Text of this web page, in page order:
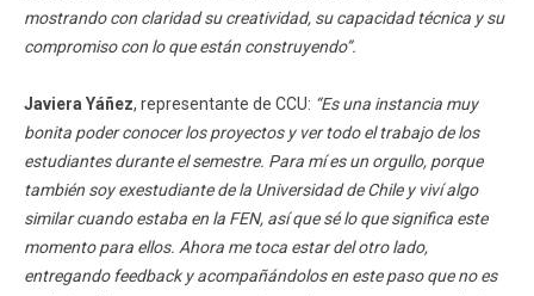
mostrando con claridad su creatividad, su capacidad técnica y su
compromiso con lo que están construyendo”.
Javiera Yáñez, representante de CCU: “Es una instancia muy
bonita poder conocer los proyectos y ver todo el trabajo de los
estudiantes durante el semestre. Para mí es un orgullo, porque
también soy exestudiante de la Universidad de Chile y viví algo
similar cuando estaba en la FEN, así que sé lo que significa este
momento para ellos. Ahora me toca estar del otro lado,
entregando feedback y acompañándolos en este paso que no es